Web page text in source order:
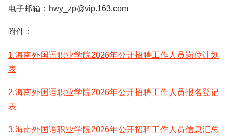
电子邮箱：hwy_zp@vip.163.com
附件：
1.海南外国语职业学院2026年公开招聘工作人员岗位计划
表
2.海南外国语职业学院2026年公开招聘工作人员报名登记
表
3.海南外国语职业学院2026年公开招聘工作人员信息汇总